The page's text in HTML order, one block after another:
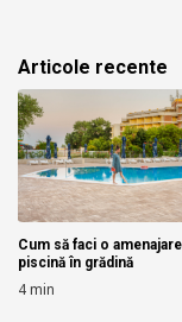
Articole recente
Cum să faci o
piscină în grădină
4min